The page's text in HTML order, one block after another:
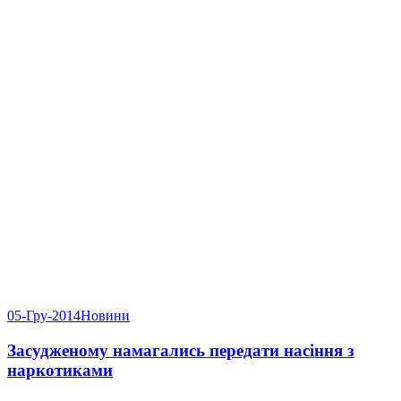
05-Гру-2014Новини
Засудженому намагались передати насіння з
наркотиками